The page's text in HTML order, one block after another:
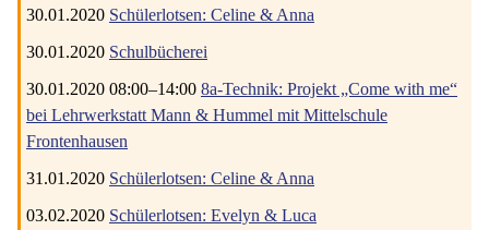
30.01.2020 Schülerlotsen: Celine & Anna
30.01.2020 Schulbücherei
30.01.2020 08:00–14:00 8a-Technik: Projekt „Come with me“
bei Lehrwerkstatt Mann & Hummel mit Mittelschule
Frontenhausen
31.01.2020 Schülerlotsen: Celine & Anna
03.02.2020 Schülerlotsen: Evelyn & Luca